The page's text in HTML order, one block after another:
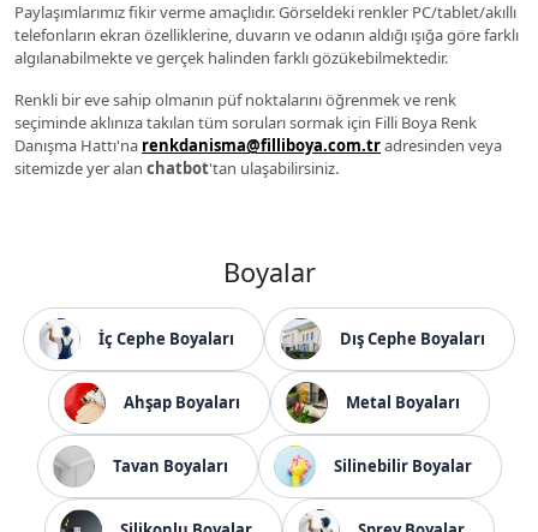
Paylaşımlarımız fikir verme amaçlıdır. Görseldeki renkler PC/tablet/akıllı
telefonların ekran özelliklerine, duvarın ve odanın aldığı ışığa göre farklı
algılanabilmekte ve gerçek halinden farklı gözükebilmektedir.
Renkli bir eve sahip olmanın püf noktalarını öğrenmek ve renk
seçiminde aklınıza takılan tüm soruları sormak için Filli Boya Renk
Danışma Hattı'na renkdanisma@filliboya.com.tradresinden veya
sitemizde yer alan chatbot'tan ulaşabilirsiniz.
Boyalar
İç Cephe Boyaları Dış Cephe Boyaları
Ahşap Boyaları Metal Boyaları
Tavan Boyaları Silinebilir Boyalar